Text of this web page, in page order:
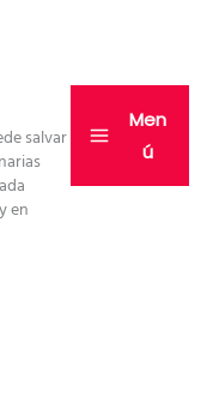
salvar
en
Men
ú